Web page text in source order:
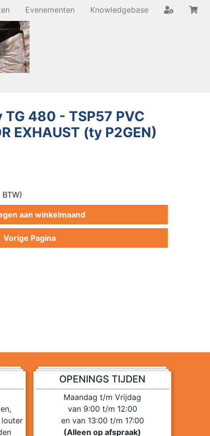
Evenementen Knowledgebase
TG 480 - TSP57 PVC
EXHAUST (ty P2GEN)
aan winkelmaand
Vorige Pagina
OPENINGS TIJDEN
Maandag t/m Vrijdag
van 9:00 t/m 12:00
en van 13:00 t/m 17:00
(Alleen op afspraak)